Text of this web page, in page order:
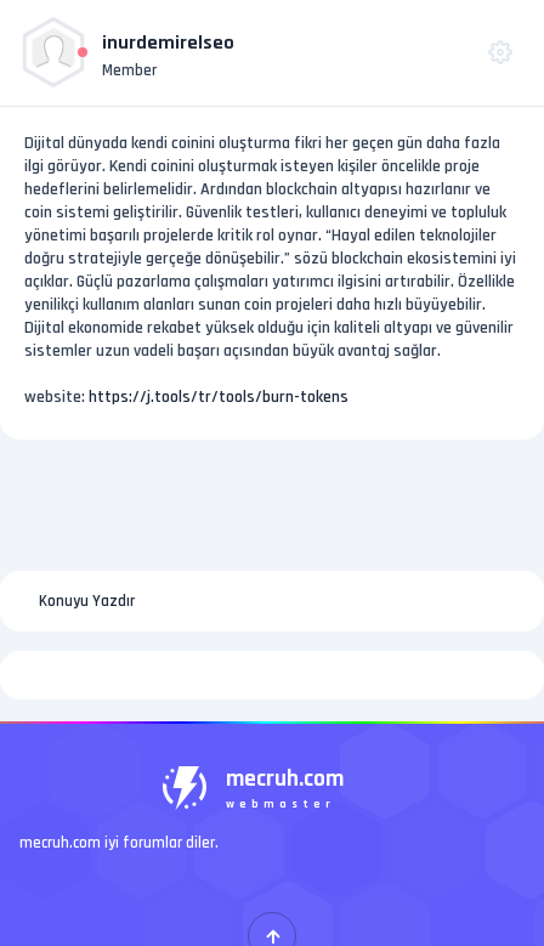
inurdemirelseo
Member
Dijital dünyada kendi coinini oluşturma fikri her geçen gün daha fazla
ilgi görüyor. Kendi coinini oluşturmak isteyen kişiler öncelikle proje
hedeflerini belirlemelidir. Ardından blockchain altyapısı hazırlanır ve
coin sistemi geliştirilir. Güvenlik testleri, kullanıcı deneyimi ve topluluk
yönetimi başarılı projelerde kritik rol oynar. “Hayal edilen teknolojiler
doğru stratejiyle gerçeğe dönüşebilir.” sözü blockchain ekosistemini iyi
açıklar. Güçlü pazarlama çalışmaları yatırımcı ilgisini artırabilir. Özellikle
yenilikçi kullanım alanları sunan coin projeleri daha hızlı büyüyebilir.
Dijital ekonomide rekabet yüksek olduğu için kaliteli altyapı ve güvenilir
sistemler uzun vadeli başarı açısından büyük avantaj sağlar.
website: https://j.tools/tr/tools/burn-tokens
Konuyu Yazdır
mecruh.com
webmaster
mecruh.com iyi forumlar diler.